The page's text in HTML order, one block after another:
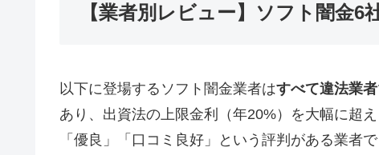
【業者別レビュー】ソフト闇金6
以下に登場するソフト闇金業者はすべて違法業者
あり、出資法の上限金利（年20%）を大幅に超
「優良」「口コミ良好」という評判がある業者